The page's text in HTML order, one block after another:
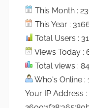
This Month :
This Year :
Total Users :
Views Today :
Total views :
Who's Online :
Your IP Address :